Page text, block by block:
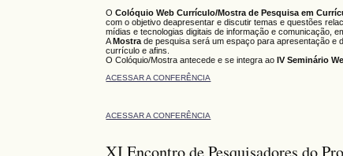
OColóquio Web Currículo/Mostra de Pesquisa em
com o objetivo deapresentar e discutir temas e questões
mídias e tecnologias digitais de informação e comunicação,
AMostrade pesquisa será um espaço para apresentação e
currículo e afins.
O Colóquio/Mostra antecede e se integra aoIV Seminário
ACESSAR A CONFERÊNCIA
ACESSAR A CONFERÊNCIA
XI Encontro de Pesquisadores do